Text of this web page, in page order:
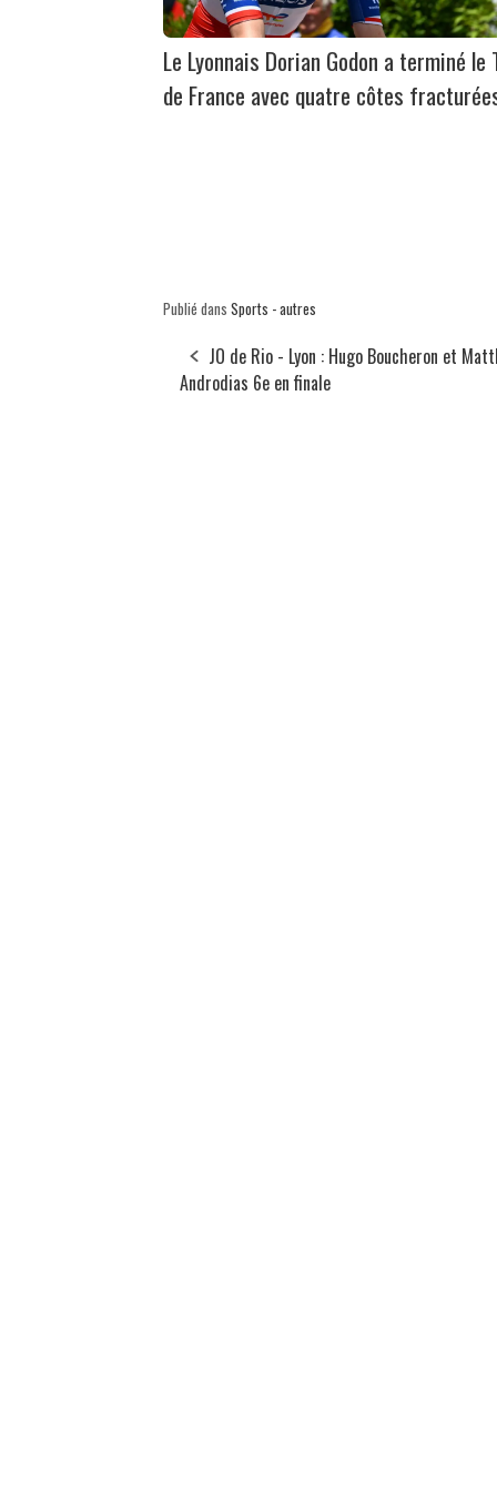
Le Lyonnais Dorian Godon a terminé le
de France avec quatre côtes
Publié dans Sports - autres
JO de Rio - Lyon : Hugo Boucheron et
Androdias 6e en finale